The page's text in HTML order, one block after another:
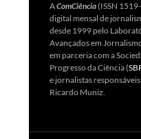
AComCiência(ISSN
digital mensal de
desde 1999 pelo
Avançados em
em parceria com a
Progresso da Ciência (
e jornalistas
Ricardo Muniz.